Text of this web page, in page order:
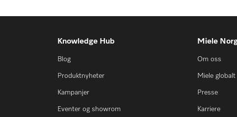
Knowledge Hub
Blog
Produktnyheter
Kampanjer
Eventer og showrom
Miele
Om oss
Miele globalt
Presse
Karriere